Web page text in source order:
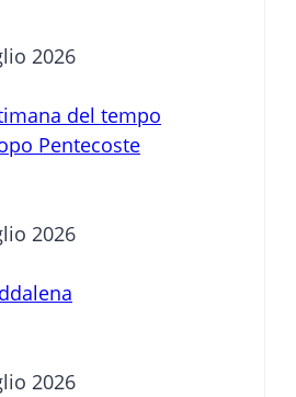
2026
del tempo
Pentecoste
2026
2026